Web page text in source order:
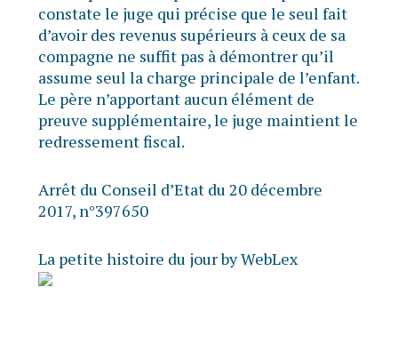
constate le juge qui précise que le seul fait
d’avoir des revenus supérieurs à ceux de sa
compagne ne suffit pas à démontrer qu’il
assume seul la charge principale de l’enfant.
Le père n’apportant aucun élément de
preuve supplémentaire, le juge maintient le
redressement fiscal.
Arrêt du Conseil d’Etat du 20 décembre
2017, n°397650
La petite histoire du jour by WebLex